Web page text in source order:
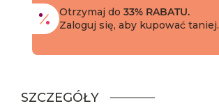
Otrzymaj do 33% RABATU.
Zaloguj się, aby kupować taniej.
SZCZEGÓŁY